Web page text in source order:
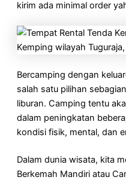
kirim ada minimal order
Bercamping dengan
salah satu pilihan
liburan. Camping tentu
dalam peningkatan
kondisi fisik, mental, dan
Dalam dunia wisata, kita
Berkemah Mandiri atau